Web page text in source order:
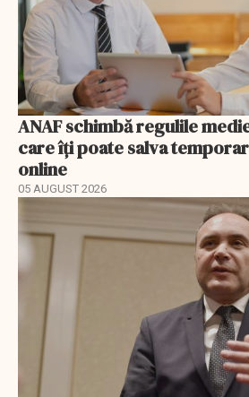
ANAF schimbă regulile
care îți poate salva
online
05 AUGUST 2026